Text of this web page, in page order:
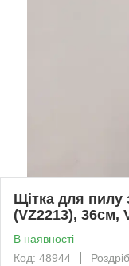
Щітка для
(VZ2213), 36см,
В наявності
Код: 48944
Роздріб